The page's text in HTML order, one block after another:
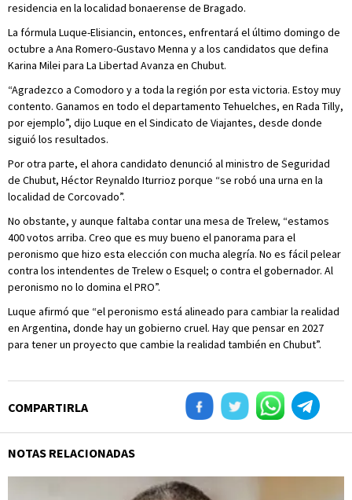
residencia en la localidad bonaerense de Bragado.
La fórmula Luque-Elisiancin, entonces, enfrentará el último domingo de
octubre a Ana Romero-Gustavo Menna y a los candidatos que defina
Karina Milei para La Libertad Avanza en Chubut.
“Agradezco a Comodoro y a toda la región por esta victoria. Estoy muy
contento. Ganamos en todo el departamento Tehuelches, en Rada Tilly,
por ejemplo”, dijo Luque en el Sindicato de Viajantes, desde donde
siguió los resultados.
Por otra parte, el ahora candidato denunció al ministro de Seguridad
de Chubut, Héctor Reynaldo Iturrioz porque “se robó una urna en la
localidad de Corcovado”.
No obstante, y aunque faltaba contar una mesa de Trelew, “estamos
400 votos arriba. Creo que es muy bueno el panorama para el
peronismo que hizo esta elección con mucha alegría. No es fácil pelear
contra los intendentes de Trelew o Esquel; o contra el gobernador. Al
peronismo no lo domina el PRO”.
Luque afirmó que “el peronismo está alineado para cambiar la realidad
en Argentina, donde hay un gobierno cruel. Hay que pensar en 2027
para tener un proyecto que cambie la realidad también en Chubut”.
COMPARTIRLA
NOTAS RELACIONADAS